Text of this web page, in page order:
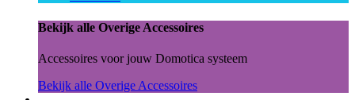
Bekijk alle Overige Accessoires
Accessoires voor jouw Domotica systeem
Bekijk alle Overige Accessoires